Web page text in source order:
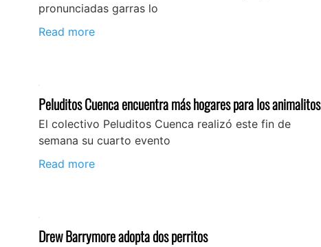
pronunciadas garras lo
Read more
Peluditos Cuenca encuentra más hogares para los animalitos
El colectivo Peluditos Cuenca realizó este fin de
semana su cuarto evento
Read more
Drew Barrymore adopta dos perritos